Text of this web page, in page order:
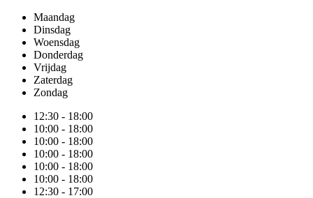
Maandag
Dinsdag
Woensdag
Donderdag
Vrijdag
Zaterdag
Zondag
12:30 - 18:00
10:00 - 18:00
10:00 - 18:00
10:00 - 18:00
10:00 - 18:00
10:00 - 18:00
12:30 - 17:00